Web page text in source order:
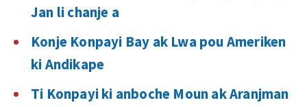
Jan li chanje a
Konje Konpayi Bay ak Lwa pou Ameriken
ki Andikape
Ti Konpayi ki anboche Moun ak Aranjman